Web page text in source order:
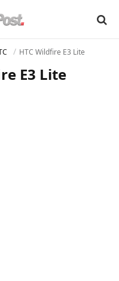
HTC Wildfire E3 Lite
E3 Lite